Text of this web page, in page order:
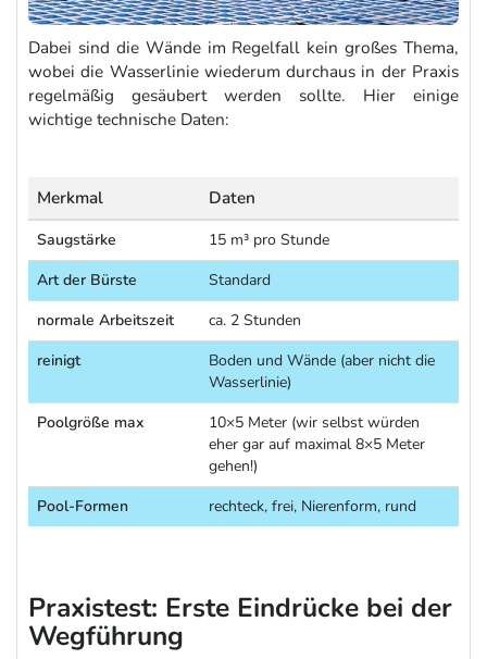
Dabei sind die Wände im Regelfall kein großes Thema,
wobei die Wasserlinie wiederum durchaus in der Praxis
regelmäßig gesäubert werden sollte. Hier einige
wichtige technische Daten:
Merkmal Daten
Saugstärke
15 m³ pro Stunde
Art der Bürste
Standard
normale Arbeitszeit
ca. 2 Stunden
reinigt
Boden und Wände (aber nicht die
Wasserlinie)
Poolgröße max
10×5 Meter (wir selbst würden
eher gar auf maximal 8×5 Meter
gehen!)
Pool-Formen
rechteck, frei, Nierenform, rund
Praxistest: Erste Eindrücke bei der
Wegführung